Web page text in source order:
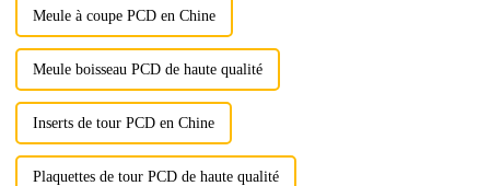
Meule à coupe PCD en Chine
Meule boisseau PCD de haute qualité
Inserts de tour PCD en Chine
Plaquettes de tour PCD de haute qualité